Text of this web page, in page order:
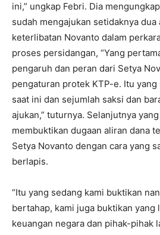
ini,” ungkap Febri. Dia
sudah mengajukan setidaknya
keterlibatan Novanto dalam
proses persidangan, “Yang
pengaruh dan peran dari Setya
pengaturan protek KTP-e. Itu
saat ini dan sejumlah saksi dan
ajukan,” tuturnya. Selanjutnya
membuktikan dugaan aliran dana
Setya Novanto dengan cara yang
berlapis.
“Itu yang sedang kami buktikan
bertahap, kami juga buktikan
keuangan negara dan pihak-pihak